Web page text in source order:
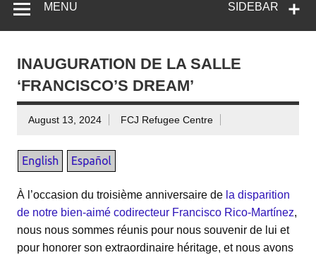
SIDEBAR
MENU
INAUGURATION DE LA SALLE
‘FRANCISCO’S DREAM’
August 13, 2024 FCJ Refugee Centre
À l’occasion du troisième anniversaire de la disparition
de notre bien-aimé codirecteur Francisco Rico-Martínez,
nous nous sommes réunis pour nous souvenir de lui et
pour honorer son extraordinaire héritage, et nous avons